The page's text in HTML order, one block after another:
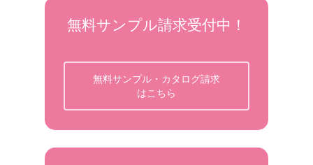
無料サンプル請求受付中！
無料サンプル・カタログ請求
はこちら